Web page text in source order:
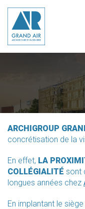
ARCHIGROUP
concrétisation de la
En effet, LA
COLLÉGIALITÉ sont
longues années chez
En implantant le